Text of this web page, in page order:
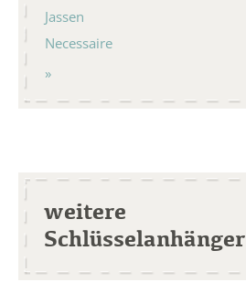
Jassen
Necessaire
weitere
Schlüsselanhänger